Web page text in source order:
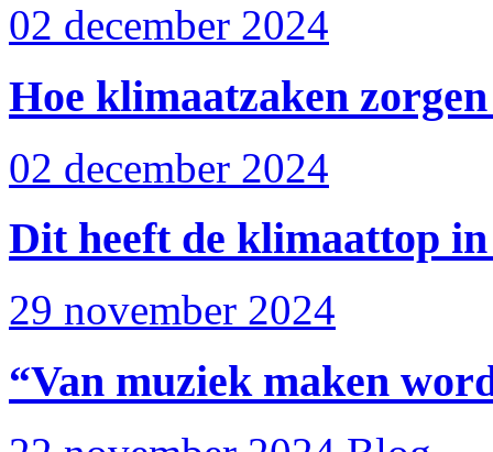
02 december 2024
Hoe klimaatzaken
02 december 2024
Dit heeft de klimaattop
29 november 2024
“Van muziek maken